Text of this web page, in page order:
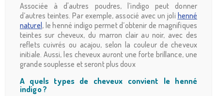
Associée à d'autres poudres, l’indigo peut donner
d’autres teintes. Par exemple, associé avec un joli henné
naturel, le henné indigo permet d’obtenir de magnifiques
teintes sur cheveux, du marron clair au noir, avec des
reflets cuivrés ou acajou, selon la couleur de cheveux
initiale. Aussi, les cheveux auront une forte brillance, une
grande souplesse et seront plus doux
A quels types de cheveux convient le henné
indigo ?